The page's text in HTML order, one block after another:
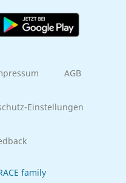
AGB
Einstellungen
family